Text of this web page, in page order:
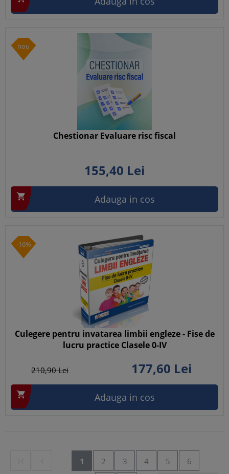
nou
Chestionar Evaluare risc fiscal
155,40 Lei
 Adauga in cos
-16%
Culegere pentru invatarea limbii engleze - Fise de
lucru practice Clasele 0-IV
210,90Lei 177,60 Lei
 Adauga in cos
1 2 3 4 5 6